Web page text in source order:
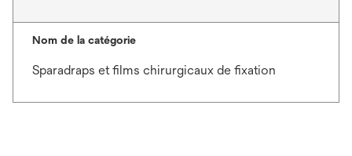
Nom de la catégorie
Sparadraps et films chirurgicaux de fixation